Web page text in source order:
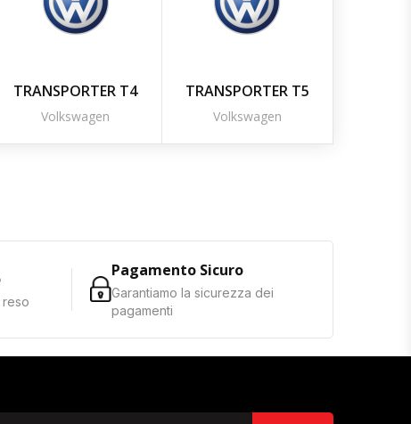
TRANSPORTER T4
Volkswagen
TRANSPORTER T5
Volkswagen
Pagamento Sicuro
Garantiamo la sicurezza dei
pagamenti